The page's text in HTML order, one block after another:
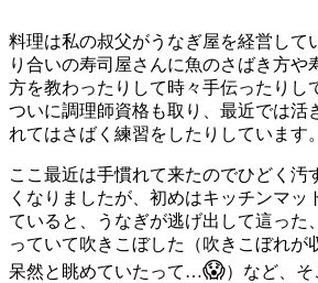
料理は私の叔父がうなぎ屋を経営して
り合いの寿司屋さんに魚のさばき方や
方を教わったりして時々手伝ったりし
ついに調理師資格も取り、最近では活
れてはさばく練習をしたりしています。
ここ最近は手慣れて来たのでひどく汚
くなりましたが、初めはキッチンマッ
ていると、うなぎが逃げ出して這った
っていて吹きこぼした（吹きこぼれが
呆然と眺めていたって…😱）など、